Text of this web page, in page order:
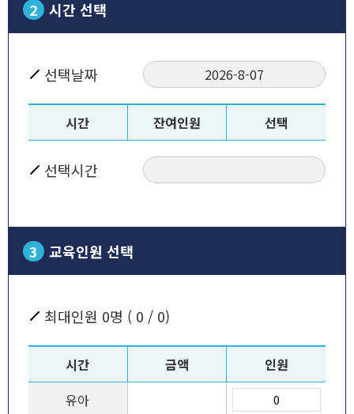
2 시간 선택
선택날짜 2026-8-07
시간 잔여인원 선택
선택시간
3 교육인원 선택
최대인원 0명 ( 0 / 0)
시간 금액
인원
유아